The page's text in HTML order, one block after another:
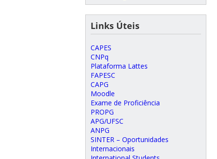
Links Úteis
CAPES
CNPq
Plataforma Lattes
FAPESC
CAPG
Moodle
Exame de Proficiência
PROPG
APG/UFSC
ANPG
SINTER – Oportunidades
Internacionais